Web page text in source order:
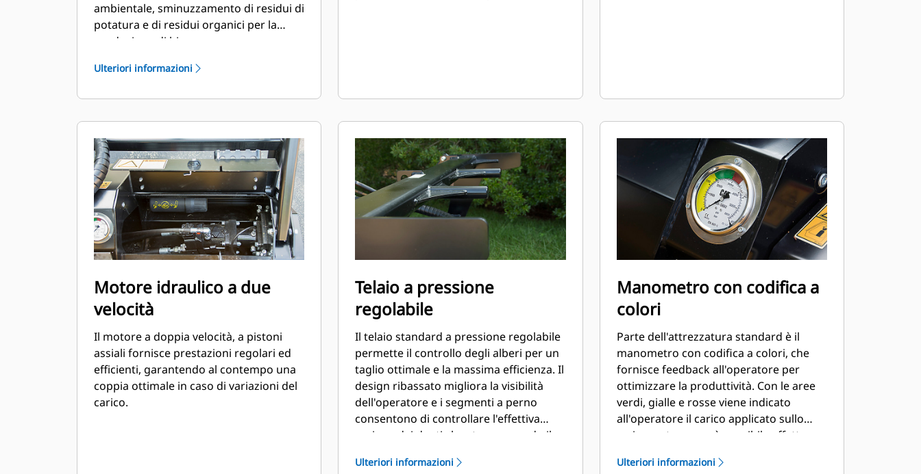
ambientale, sminuzzamento di residui di
potatura e di residui organici per la
produzione di biomasse.
Ulteriori informazioni
Motore idraulico a due
velocità
Il motore a doppia velocità, a pistoni
assiali fornisce prestazioni regolari ed
efficienti, garantendo al contempo una
coppia ottimale in caso di variazioni del
carico.
Telaio a pressione
regolabile
Il telaio standard a pressione regolabile
permette il controllo degli alberi per un
taglio ottimale e la massima efficienza. Il
design ribassato migliora la visibilità
dell'operatore e i segmenti a perno
consentono di controllare l'effettiva
sezione dei denti che sta eseguendo il
denti stessi.
Ulteriori informazioni
Manometro con codifica a
colori
Parte dell'attrezzatura standard è il
manometro con codifica a colori, che
fornisce feedback all'operatore per
ottimizzare la produttività. Con le aree
verdi, gialle e rosse viene indicato
all'operatore il carico applicato sullo
sminuzzatore e se è possibile effettuare
produttività in caso di variazioni del
Ulteriori informazioni